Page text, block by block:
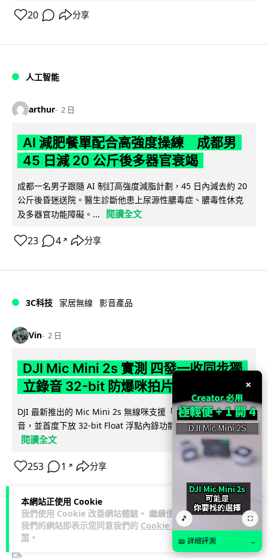
本網站正使用 Cookie
我們使用 Cookie 改善網站體驗。 繼續使用
我們的網站即表示您同意我們的 Cookie 政
策 。
20 分享
人工智能
arthur 2 日
AI 減肥餐單配合高強度操練 成都男
45 日減 20 公斤後多器官衰竭
成都一名男子跟隨 AI 制訂高強度減脂計劃，45 日內減去約 20
公斤後昏迷送院。醫生診斷他患上尿源性膿毒症、膿毒性休克
及多器官功能障礙。...
閱讀全文
23 4 ↗ 分享
3C科技 家居無線 影音產品
Vin 2 日
DJI Mic Mini 2s 實測 四發一收同步獨
立錄音 32-bit 防爆咪拍片必備
DJI 最新推出的 Mic Mini 2s 無線咪支援「四發一收」分軌錄
音，並首度下放 32-bit Float 浮點內錄功能。本文經實測其...
閱讀全文
253 1 ↗ 分享
科技娛樂 生活娛樂 城中熱話
×
🎵 ⛶
📖 詳細評測 →